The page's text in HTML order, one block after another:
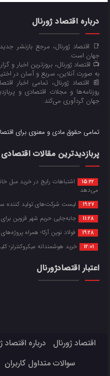
درباره اقتصاد ژورنال
📑 اقتصاد ژورنال، مرجع بازنشر
جهان است.
📺 اقتصاد ژورنال، بروزترین اخبار و
به صورت آنلاین، سریع و آسان در
📰 اقتصاد ژورنال، تمامی اخبار
روزنامه‌ها و مجلات اقتصادی و
جهان گردآوری می‌کند.
تمامی حقوق مادی و معنوی برای
پربازدیدترین مقالات اقتصادی
15:22
اشتباهات رایج در خرید مبل
می‌دهد
19:27 لیست شرکت‌های تولید کننده
11:28 جابه‌جایی حریم شهر قزوین برای
19:28 فولاد نوین آرکا؛ همراه
12:01 خرید هوشمندانه میکروکنترلر؛
اعتبار اقتصادژورنال
اقتصاد ژورنال درباره اقتصاد
سوالات متداول کاربران